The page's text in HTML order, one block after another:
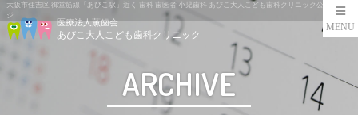
大阪市住吉区 御堂筋線「あびこ駅」近く 歯科 歯医者 小児歯科 あびこ大人こども歯科クリニック公式ペー
ジ
医療法人薫歯会
あびこ大人こども歯科クリニック
MENU
ARCHIVE